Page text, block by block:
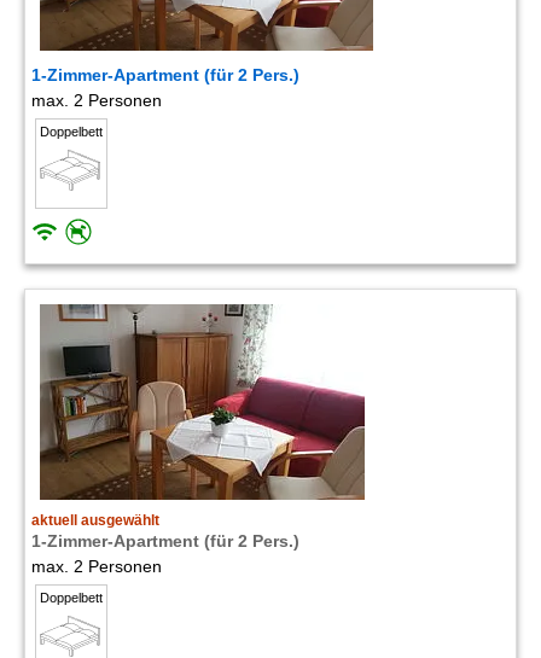
1-Zimmer-Apartment (für 2 Pers.)
max. 2 Personen
Doppelbett
aktuell ausgewählt
1-Zimmer-Apartment (für 2 Pers.)
max. 2 Personen
Doppelbett